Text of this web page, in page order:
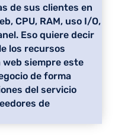
de sus clientes en
CPU, RAM, uso I/O,
Eso quiere decir
los recursos
siempre este
de forma
del servicio
de